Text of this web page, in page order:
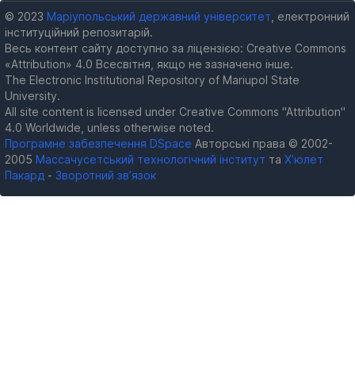
© 2023 Маріупольський державний університет , електронний
інституційний репозитарій.
Весь контент сайту доступно за ліцензією: Creative Commons
«Attribution» 4.0 Всесвітня, якщо не зазначено інше.
The Electronic Institutional Repository of Mariupol State
University.
All site content is licensed under Creative Commons "Attribution"
4.0 Worldwide, unless otherwise noted.
Програмне забезпечення DSpace Авторські права © 2002-
2005 Массачусетський технологічний інститут та Х’юлет
Пакард - Зворотний зв’язок